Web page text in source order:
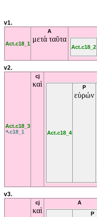
v1.
Act.c18_1
A
μετὰ ταῦτα
Act.c18_2
v2.
Act.c18_3
↖c18_1
cj
καὶ
Act.c18_4
P
εὑρών
v3.
cj
καὶ
A
P